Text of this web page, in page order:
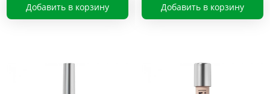
Добавить в корзину Добавить в корзину